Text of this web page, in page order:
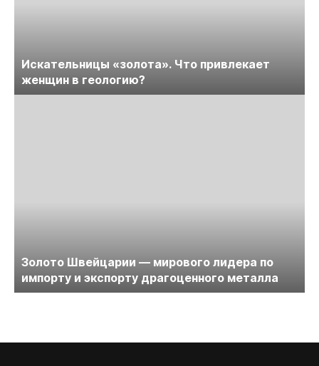
Искательницы «золота». Что привлекает
женщин в геологию?
Золото Швейцарии — мирового лидера по
импорту и экспорту драгоценного металла